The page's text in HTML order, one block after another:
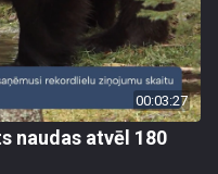
00:03:27
naudas atvēl 180